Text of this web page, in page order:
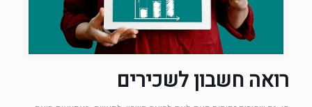
רואה חשבון לשכירים